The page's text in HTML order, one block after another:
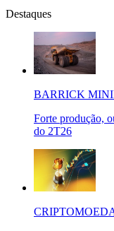
Destaques
BARRICK
Forte produção,
do 2T26